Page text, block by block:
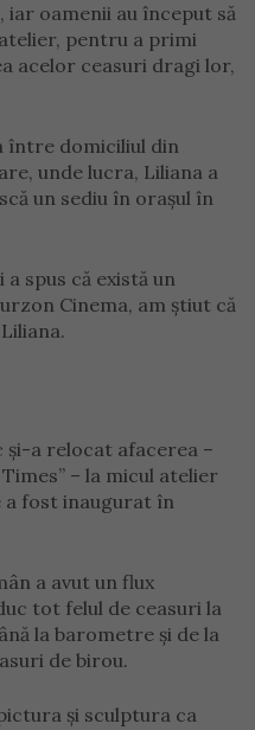
iar oamenii au început să
pentru a primi
acelor ceasuri dragi lor,
între domiciliul din
unde lucra, Liliana a
un sediu în orașul în
spus că există un
Cinema, am știut că
și-a relocat afacerea –
– la micul atelier
a fost inaugurat în
a avut un flux
tot felul de ceasuri la
la barometre și de la
de birou.
și sculptura ca